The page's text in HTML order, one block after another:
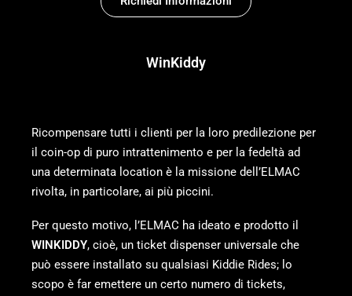
WinKiddy
Ricompensare tutti i clienti per la loro predilezione per
il coin-op di puro intrattenimento e per la fedeltà ad
una determinata location è la missione dell’ELMAC
rivolta, in particolare, ai più piccini.
Per questo motivo, l’ELMAC ha ideato e prodotto il
WINKIDDY, cioè, un ticket dispenser universale che
può essere installato su qualsiasi Kiddie Rides; lo
scopo è far emettere un certo numero di tickets,